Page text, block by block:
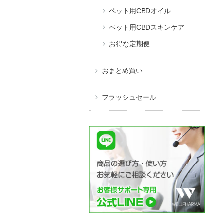
ペット用CBDオイル
ペット用CBDスキンケア
お得な定期便
おまとめ買い
フラッシュセール